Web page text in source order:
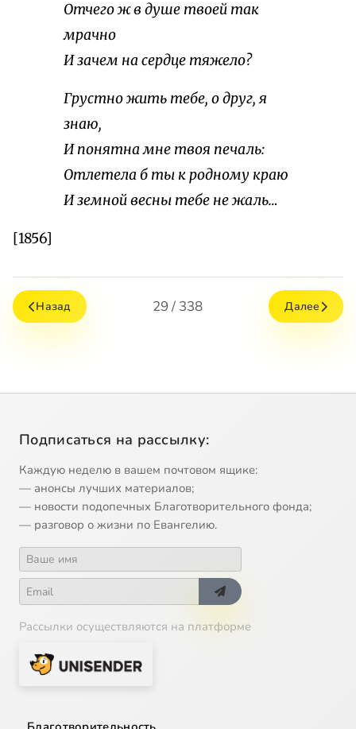
Отчего ж в душе твоей так
мрачно
И зачем на сердце тяжело?
Грустно жить тебе, о друг, я
знаю,
И понятна мне твоя печаль:
Отлетела б ты к родному краю
И земной весны тебе не жаль…
[1856]
Назад 29 / 338 Далее
Подписаться на рассылку:
Каждую неделю в вашем почтовом ящике:
— анонсы лучших материалов;
— новости подопечных Благотворительного фонда;
— разговор о жизни по Евангелию.
Рассылки осуществляются на платформе